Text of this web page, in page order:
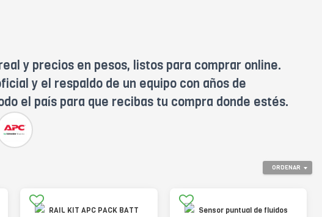
y precios en pesos, listos para comprar online.
y el respaldo de un equipo con años de
el país para que recibas tu compra donde estés.
ORDENAR